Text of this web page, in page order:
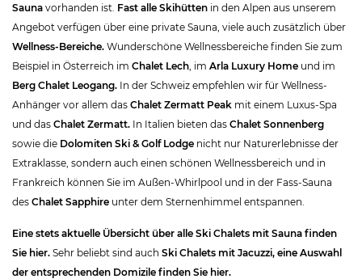
Sauna vorhanden ist. Fast alle Skihütten in den Alpen aus unserem
Angebot verfügen über eine private Sauna, viele auch zusätzlich über
Wellness-Bereiche. Wunderschöne Wellnessbereiche finden Sie zum
Beispiel in Österreich im Chalet Lech , im Arla Luxury Home und im
Berg Chalet Leogang. In der Schweiz empfehlen wir für Wellness-
Anhänger vor allem das Chalet Zermatt Peak mit einem Luxus-Spa
und das Chalet Zermatt. In Italien bieten das Chalet Sonnenberg
sowie die Dolomiten Ski & Golf Lodge nicht nur Naturerlebnisse der
Extraklasse, sondern auch einen schönen Wellnessbereich und in
Frankreich können Sie im Außen-Whirlpool und in der Fass-Sauna
des Chalet Sapphire unter dem Sternenhimmel entspannen.
Eine stets aktuelle Übersicht über alle Ski Chalets mit Sauna finden
Sie hier. Sehr beliebt sind auch Ski Chalets mit Jacuzzi, eine Auswahl
der entsprechenden Domizile finden Sie hier.